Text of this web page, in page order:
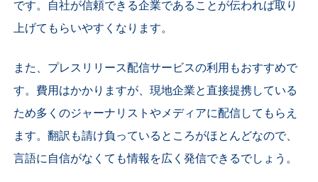
です。自社が信頼できる企業であることが伝われば取り
上げてもらいやすくなります。
また、プレスリリース配信サービスの利用もおすすめで
す。費用はかかりますが、現地企業と直接提携している
ため多くのジャーナリストやメディアに配信してもらえ
ます。翻訳も請け負っているところがほとんどなので、
言語に自信がなくても情報を広く発信できるでしょう。